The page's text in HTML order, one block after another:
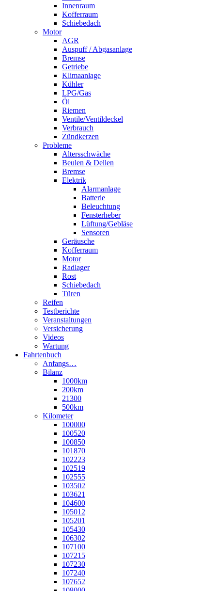
Innenraum
Kofferraum
Schiebedach
Motor
AGR
Auspuff / Abgasanlage
Bremse
Getriebe
Klimaanlage
Kühler
LPG/Gas
Öl
Riemen
Ventile/Ventildeckel
Verbrauch
Zündkerzen
Probleme
Altersschwäche
Beulen & Dellen
Bremse
Elektrik
Alarmanlage
Batterie
Beleuchtung
Fensterheber
Lüftung/Gebläse
Sensoren
Geräusche
Kofferraum
Motor
Radlager
Rost
Schiebedach
Türen
Reifen
Testberichte
Veranstaltungen
Versicherung
Videos
Wartung
Fahrtenbuch
Anfangs…
Bilanz
1000km
200km
21300
500km
Kilometer
100000
100520
100850
101870
102223
102519
102555
103502
103621
104600
105012
105201
105430
106302
107100
107215
107230
107240
107652